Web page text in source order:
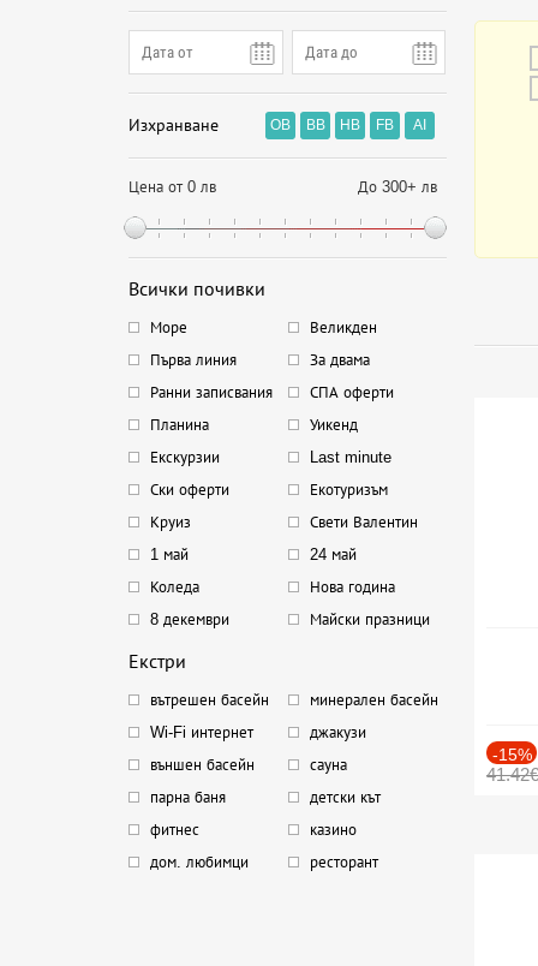
Изхранване OB BB HB FB AI
Цена от 0 лв До 300+ лв
Всички почивки
Море
Великден
Първа линия
За двама
Ранни записвания
СПА оферти
Планина
Уикенд
Екскурзии
Last minute
Ски оферти
Екотуризъм
Круиз
Свети Валентин
1 май
24 май
Коледа
Нова година
8 декември
Майски празници
Екстри
вътрешен басейн
минерален басейн
Wi-Fi интернет
джакузи
външен басейн
сауна
парна баня
детски кът
фитнес
казино
дом. любимци
ресторант
-15%
41.42€